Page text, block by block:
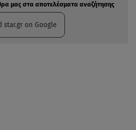
μας στα αποτελέσματα αναζήτησης
star.gr on Google